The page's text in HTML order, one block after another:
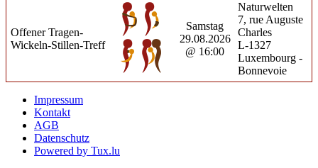
Offener Tragen-
Wickeln-Stillen-Treff
Samstag
29.08.2026
@ 16:00
Naturwelten
7, rue Auguste
Charles
L-1327
Luxembourg -
Bonnevoie
Impressum
Kontakt
AGB
Datenschutz
Powered by Tux.lu